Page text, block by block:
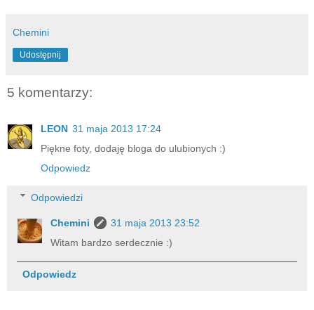
Chemini
Udostępnij
5 komentarzy:
LEON 31 maja 2013 17:24
Piękne foty, dodaję bloga do ulubionych :)
Odpowiedz
Odpowiedzi
Chemini
31 maja 2013 23:52
Witam bardzo serdecznie :)
Odpowiedz